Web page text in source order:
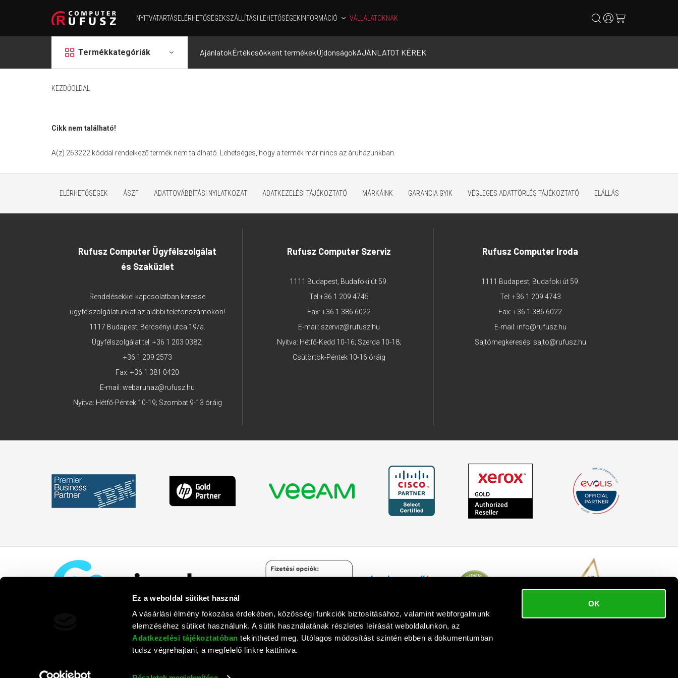
Ez a weboldal sütiket használ
A vásárlási élmény fokozása érdekében, közösségi funkciók biztosításához, valamint webforgalmunk
elemzéséhez sütiket használunk. A sütik használatának részletes leírását weboldalunkon, az
Adatkezelési tájékoztatóban tekintheted meg. Utólagos módosítást szintén ebben a dokumentumban
tudsz végrehajtani, a megfelelő linkre kattintva.
OK
NYITVATARTÁSELÉRHETŐSÉGEKSZÁLLÍTÁSI LEHETŐSÉGEKINFORMÁCIÓ VÁLLALATOKNAK search usercart
grid Termékkategóriák AjánlatokÉrtékcsökkent termékekÚjdonságokAJÁNLATOT KÉREK
KEZDŐOLDAL
Cikk nem található!
A(z) 263222 kóddal rendelkező termék nem található. Lehetséges, hogy a termék már nincs az áruházunkban.
ELÉRHETŐSÉGEK ÁSZF ADATTOVÁBBÍTÁSI NYILATKOZAT ADATKEZELÉSI TÁJÉKOZTATÓ MÁRKÁINK GARANCIA GYIK VÉGLEGES ADATTÖRLÉS TÁJÉKOZTATÓ ELÁLLÁS
Rufusz Computer Ügyfélszolgálat
és Szaküzlet
Rendelésekkel kapcsolatban keresse
ügyfélszolgálatunkat az alábbi telefonszámokon!
1117 Budapest, Bercsényi utca 19/a.
Ügyfélszolgálat tel:+36 1 203 0382;
+36 1 209 2573
Fax: +36 1 381 0420
E-mail:webaruhaz@rufusz.hu
Nyitva: Hétfő-Péntek 10-19; Szombat 9-13 óráig
Rufusz Computer Szerviz
1111 Budapest, Budafoki út 59.
Tel:+36 1 209 4745
Fax: +36 1 386 6022
E-mail: szerviz@rufusz.hu
Nyitva: Hétfő-Kedd 10-16; Szerda 10-18;
Csütörtök-Péntek 10-16 óráig
Rufusz Computer Iroda
1111 Budapest, Budafoki út 59.
Tel: +36 1 209 4743
Fax: +36 1 386 6022
E-mail: info@rufusz.hu
Sajtómegkeresés: sajto@rufusz.hu
Rufusz Computer Informatika Zrt. © 1992 - 2018. Minden jog fenntartva. All rights reserved.